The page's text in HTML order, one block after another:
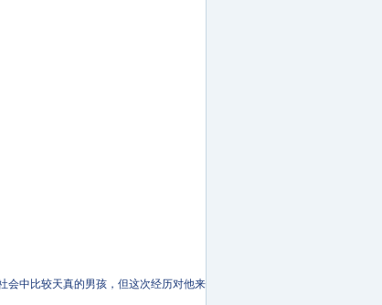
中比较天真的男孩，但这次经历对他来